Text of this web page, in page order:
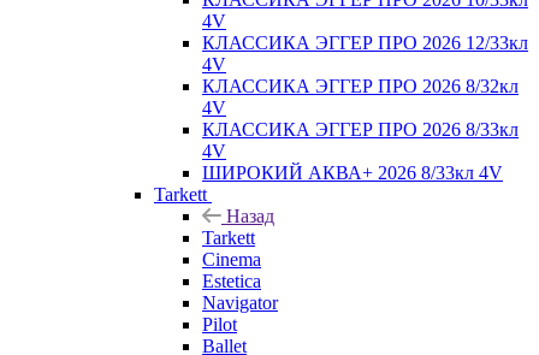
4V
КЛАССИКА ЭГГЕР ПРО 2026 12/33кл
4V
КЛАССИКА ЭГГЕР ПРО 2026 8/32кл
4V
КЛАССИКА ЭГГЕР ПРО 2026 8/33кл
4V
ШИРОКИЙ АКВА+ 2026 8/33кл 4V
Tarkett
Назад
Tarkett
Cinema
Estetica
Navigator
Pilot
Ballet